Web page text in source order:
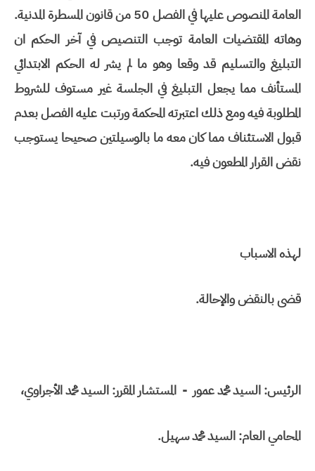
العامة المنصوص عليها في الفصل 50 من قانون المسطرة المدنية.
وهاته المقتضيات العامة توجب التنصيص في آخر الحكم ان
التبليغ والتسليم قد وقعا وهو ما لم يشر له الحكم الابتدائي
المستأنف مما يجعل التبليغ في الجلسة غير مستوف للشروط
المطلوبة فيه ومع ذلك اعتبرته المحكمة ورتبت عليه الفصل بعدم
قبول الاستئناف مما كان معه ما بالوسيلتين صحيحا يستوجب
نقض القرار المطعون فيه.
لهذه الاسباب
قضى بالنقض والإحالة.
الرئيس: السيد محمد عمور - المستشار المقرر: السيد محمد الأجراوي،
المحامي العام: السيد محمد سهيل.